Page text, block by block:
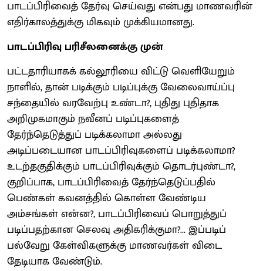
பாடப்பிரிவைத் தேர்வு செய்வது என்பது மாணவரின்
எதிர்காலத்துக்கு மிகவும் முக்கியமானது.
பாடப்பிரிவு பரிசீலனைக்கு முன்
பட்டதாரியாகக் கல்லூரியை விட்டு வெளியேறும்
நாளில், தான் படிக்கும் படிப்புக்கு வேலைவாய்ப்பு
சந்தையில் வரவேற்பு உண்டா?, புதிது புதிதாக
அறிமுகமாகும் நவீனப் படிப்புகளைத்
தேர்ந்தெடுத்துப் படிக்கலாமா அல்லது
அடிப்படையான பாடப்பிரிவுகளைப் படிக்கலாமா?
உடற்தகுதிக்கும் பாடப்பிரிவுக்கும் தொடர்புண்டா?,
குறிப்பாக, பாடப்பிரிவைத் தேர்ந்தெடுப்பதில்
பெண்கள் கவனத்தில் கொள்ள வேண்டிய
அம்சங்கள் என்ன?, பாடப்பிரிவைப் பொறுத்துப்
படிப்பதற்கான செலவு அதிகரிக்குமா?... இப்படிப்
பல்வேறு கேள்விகளுக்கு மாணவர்கள் விடை
தேடியாக வேண்டும்.